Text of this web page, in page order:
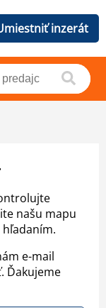
inzerát
našu mapu
e-mail
Ďakujeme